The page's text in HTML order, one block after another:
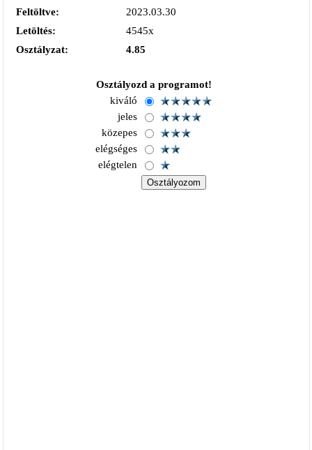
Feltöltve:
2023.03.30
Letöltés:
4545x
Osztályzat:
4.85
Osztályozd a programot!
kiváló
jeles
közepes
elégséges
elégtelen